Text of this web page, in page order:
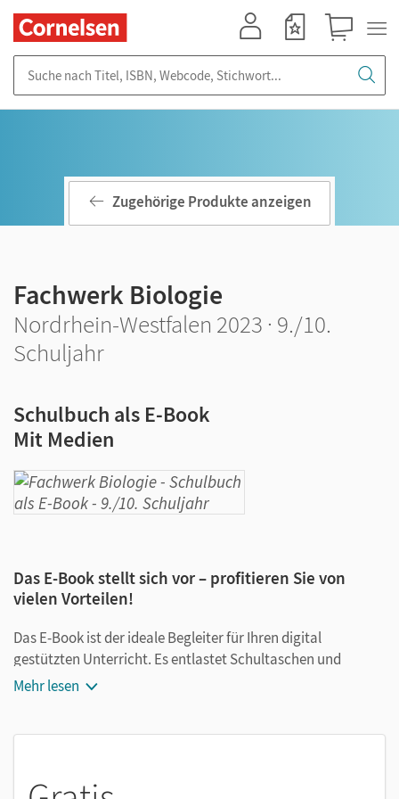
Zugehörige Produkte anzeigen
Fachwerk Biologie
Nordrhein-Westfalen 2023 · 9./10.
Schuljahr
Schulbuch als E-Book
Mit Medien
Das E-Book stellt sich vor – profitieren Sie von
vielen Vorteilen!
Das E-Book ist der ideale Begleiter für Ihren digital
gestützten Unterricht. Es entlastet Schultaschen und
Rucksäcke und ist jederzeit unkompliziert verfügbar.
Markierungen setzen
Mehr lesen